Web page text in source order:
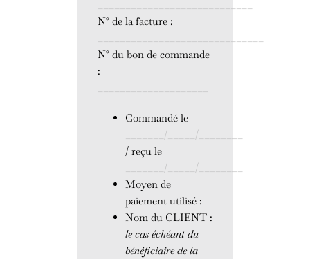
N° de la facture :
N° du bon de commande
:
Commandé le
_______/_____/________
/ reçu le
_______/_____/________
Moyen de
paiement utilisé :
Nom du CLIENT :
le cas échéant du
bénéficiaire de la